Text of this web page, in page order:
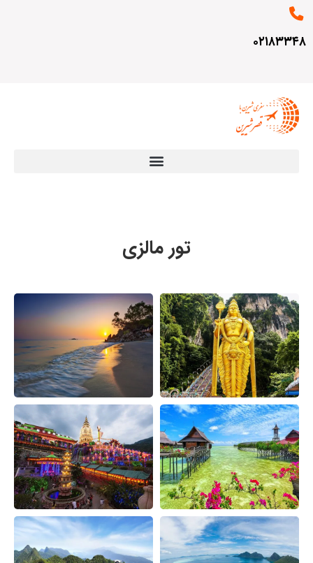
۰۲۱۸۳۳۴۸
تور مالزی